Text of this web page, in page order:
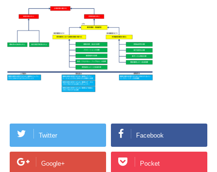
Twitter Facebook
Google+ Pocket